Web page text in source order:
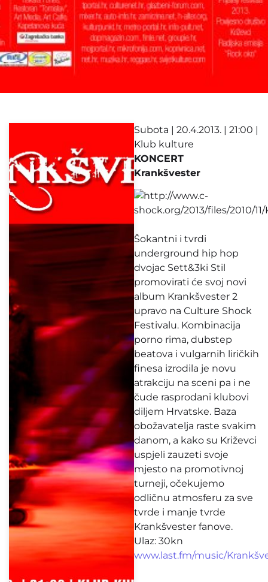
Subota | 20.4.2013. | 21:00 |
Klub kulture
KONCERT
Krankšvester
Šokantni i tvrdi
underground hip hop
dvojac Sett&3ki Stil
promovirati će svoj novi
album Krankšvester 2
upravo na Culture Shock
Festivalu. Kombinacija
porno rima, dubstep
beatova i vulgarnih liričkih
finesa izrodila je novu
atrakciju na sceni pa i ne
čude rasprodani klubovi
diljem Hrvatske. Baza
obožavatelja raste svakim
danom, a kako su Križevci
uspjeli zauzeti svoje
mjesto na promotivnoj
turneji, očekujemo
odličnu atmosferu za sve
tvrde i manje tvrde
Krankšvester fanove.
Ulaz: 30kn
www.last.fm/music/